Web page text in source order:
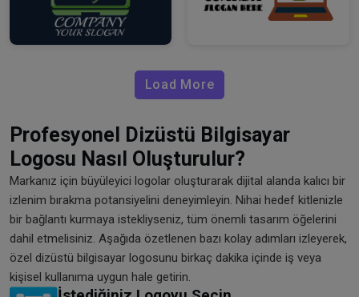
Load More
Profesyonel Dizüstü Bilgisayar
Logosu Nasıl Oluşturulur?
Markanız için büyüleyici logolar oluşturarak dijital alanda kalıcı bir
izlenim bırakma potansiyelini deneyimleyin. Nihai hedef kitlenizle
bir bağlantı kurmaya istekliyseniz, tüm önemli tasarım öğelerini
dahil etmelisiniz. Aşağıda özetlenen bazı kolay adımları izleyerek,
özel dizüstü bilgisayar logosunu birkaç dakika içinde iş veya
kişisel kullanıma uygun hale getirin.